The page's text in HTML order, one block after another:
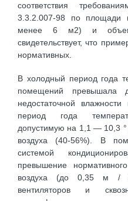
соответствия
3.3.2.007-98 по площади
менее 6 м2) и
свидетельствует, что
нормативных.
В холодный период года
помещений
недостаточной
период года
допустимую на 1,1 — 10,3 °
воздуха (40-56%). В
системой
превышение
воздуха (до 0,35 м /
вентиляторов и